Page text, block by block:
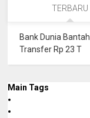
TERBARU
Bank Dunia
Transfer Rp 23 T
Main Tags